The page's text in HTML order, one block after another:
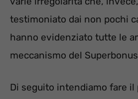
testimoniato dai non pochi
hanno evidenziato tutte le
meccanismo del
Di seguito intendiamo fare il